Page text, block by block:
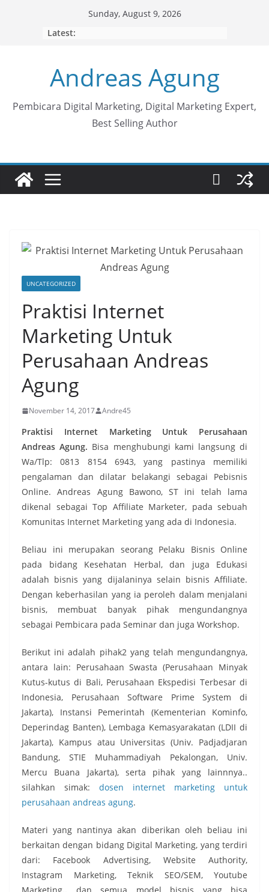
Sunday, August 9, 2026
Latest:
Andreas Agung
Pembicara Digital Marketing, Digital Marketing Expert,
Best Selling Author
UNCATEGORIZED
Praktisi Internet
Marketing Untuk
Perusahaan Andreas
Agung
November 14, 2017 Andre45
Praktisi Internet Marketing Untuk Perusahaan
Andreas Agung. Bisa menghubungi kami langsung di
Wa/Tlp: 0813 8154 6943, yang pastinya memiliki
pengalaman dan dilatar belakangi sebagai Pebisnis
Online. Andreas Agung Bawono, ST ini telah lama
dikenal sebagai Top Affiliate Marketer, pada sebuah
Komunitas Internet Marketing yang ada di Indonesia.
Beliau ini merupakan seorang Pelaku Bisnis Online
pada bidang Kesehatan Herbal, dan juga Edukasi
adalah bisnis yang dijalaninya selain bisnis Affiliate.
Dengan keberhasilan yang ia peroleh dalam menjalani
bisnis, membuat banyak pihak mengundangnya
sebagai Pembicara pada Seminar dan juga Workshop.
Berikut ini adalah pihak2 yang telah mengundangnya,
antara lain: Perusahaan Swasta (Perusahaan Minyak
Kutus-kutus di Bali, Perusahaan Ekspedisi Terbesar di
Indonesia, Perusahaan Software Prime System di
Jakarta), Instansi Pemerintah (Kementerian Kominfo,
Deperindag Banten), Lembaga Kemasyarakatan (LDII di
Jakarta), Kampus atau Universitas (Univ. Padjadjaran
Bandung, STIE Muhammadiyah Pekalongan, Univ.
Mercu Buana Jakarta), serta pihak yang lainnnya..
silahkan simak: dosen internet marketing untuk
perusahaan andreas agung.
Materi yang nantinya akan diberikan oleh beliau ini
berkaitan dengan bidang Digital Marketing, yang terdiri
dari: Facebook Advertising, Website Authority,
Instagram Marketing, Teknik SEO/SEM, Youtube